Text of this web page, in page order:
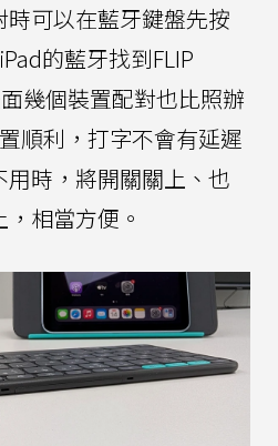
可以在藍牙鍵盤先按
的藍牙找到FLIP
幾個裝置配對也比照辦
順利，打字不會有延遲
時，將開關關上、也
相當方便。